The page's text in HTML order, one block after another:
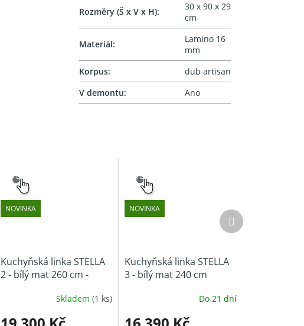
NOVINKA
VÝBĚR
Kuchyňská linka STELLA
2 - bílý mat 260 cm -
Skladem(1 ks)
NOVINKA
VÝBĚR
Kuchyňská linka STELLA
3 - bílý mat 240 cm
Do 21 dní
Další
produkt
Rozměry (Š x V x H):
30 x 90 x 29
cm
Materiál:
Lamino 16
mm
Korpus:
dub artisan
V demontu: Ano